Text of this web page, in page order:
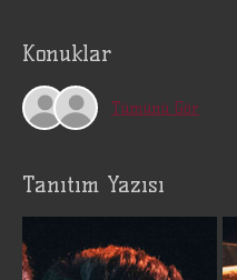
Konuklar
Tümünü Gör
Tanıtım Yazısı